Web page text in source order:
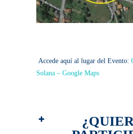
Accede aquí al lugar del Evento:
Solana – Google Maps
¿